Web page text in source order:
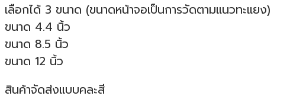
เลือกได้ 3 ขนาด (ขนาดหน้าจอเป็นการวัดตามแนวทะแยง)
ขนาด 4.4 นิ้ว
ขนาด 8.5 นิ้ว
ขนาด 12 นิ้ว
สินค้าจัดส่งแบบคละสี